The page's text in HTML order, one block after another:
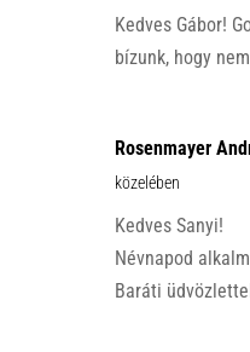
Kedves Gábor!
bízunk, hogy
Rosenmayer
közelében
Kedves Sanyi!
Névnapod
Baráti